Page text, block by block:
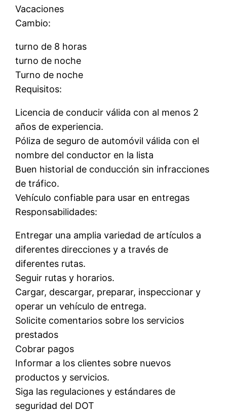
Vacaciones
Cambio:
turno de 8 horas
turno de noche
Turno de noche
Requisitos:
Licencia de conducir válida con al menos 2
años de experiencia.
Póliza de seguro de automóvil válida con el
nombre del conductor en la lista
Buen historial de conducción sin infracciones
de tráfico.
Vehículo confiable para usar en entregas
Responsabilidades:
Entregar una amplia variedad de artículos a
diferentes direcciones y a través de
diferentes rutas.
Seguir rutas y horarios.
Cargar, descargar, preparar, inspeccionar y
operar un vehículo de entrega.
Solicite comentarios sobre los servicios
prestados
Cobrar pagos
Informar a los clientes sobre nuevos
productos y servicios.
Siga las regulaciones y estándares de
seguridad del DOT